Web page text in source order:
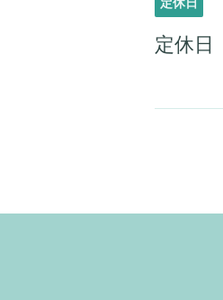
定休日